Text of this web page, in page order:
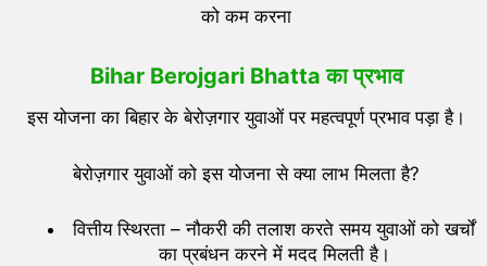
को कम करना
Bihar Berojgari Bhatta का प्रभाव
इस योजना का बिहार के बेरोज़गार युवाओं पर महत्वपूर्ण प्रभाव पड़ा है।
बेरोज़गार युवाओं को इस योजना से क्या लाभ मिलता है?
वित्तीय स्थिरता – नौकरी की तलाश करते समय युवाओं को खर्चों
का प्रबंधन करने में मदद मिलती है।